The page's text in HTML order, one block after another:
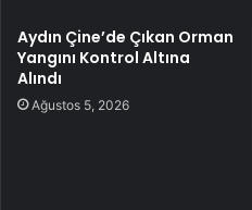
Aydın Çine’de Çıkan Orman
Yangını Kontrol Altına
Alındı
Ağustos 5, 2026